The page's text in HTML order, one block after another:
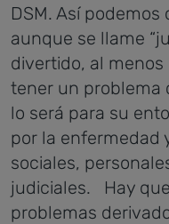
DSM. Así
aunque se llame
divertido, al
tener un problema
lo será para su
por la enfermedad
sociales,
judiciales.
Hay
problemas